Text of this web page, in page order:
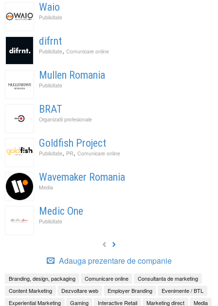
Waio
Publicitate
difrnt
Publicitate, Comunicare online
Mullen Romania
Publicitate
BRAT
Organizatii profesionale
Goldfish Project
Publicitate, PR, Comunicare online
Wavemaker Romania
Media
Medic One
Publicitate
Adauga prezentare de companie
Branding, design, packaging Comunicare online
Consultanta de marketing
Content Marketing
Dezvoltare web Employer Branding
Evenimente / BTL
Experiential Marketing
Gaming Interactive Retail Marketing direct Media